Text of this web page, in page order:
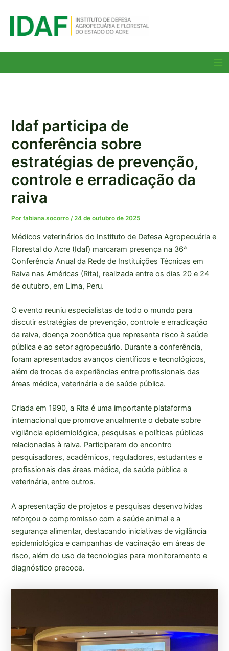
para
Idaf participa de
conferência sobre
estratégias de prevenção,
controle e erradicação da
raiva
Porfabiana.socorro/24 de outubro de 2025
Médicos veterinários do Instituto de Defesa Agropecuária e
Florestal do Acre (Idaf) marcaram presença na 36ª
Conferência Anual da Rede de Instituições Técnicas em
Raiva nas Américas (Rita), realizada entre os dias 20 e 24
de outubro, em Lima, Peru.
O evento reuniu especialistas de todo o mundo para
discutir estratégias de prevenção, controle e erradicação
da raiva, doença zoonótica que representa risco à saúde
pública e ao setor agropecuário. Durante a conferência,
foram apresentados avanços científicos e tecnológicos,
além de trocas de experiências entre profissionais das
áreas médica, veterinária e de saúde pública.
Criada em 1990, a Rita é uma importante plataforma
internacional que promove anualmente o debate sobre
vigilância epidemiológica, pesquisas e políticas públicas
relacionadas à raiva. Participaram do encontro
pesquisadores, acadêmicos, reguladores, estudantes e
profissionais das áreas médica, de saúde pública e
veterinária, entre outros.
A apresentação de projetos e pesquisas desenvolvidas
reforçou o compromisso com a saúde animal e a
segurança alimentar, destacando iniciativas de vigilância
epidemiológica e campanhas de vacinação em áreas de
risco, além do uso de tecnologias para monitoramento e
diagnóstico precoce.